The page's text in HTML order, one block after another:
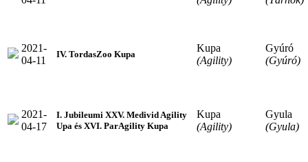
2021-
04-11
IV. TordasZoo Kupa
Kupa
(Agility)
Gyúró
(Gyúró)
2021-
04-17
I. Jubileumi XXV. Medivid Agility
Upa és XVI. ParAgility Kupa
Kupa
(Agility)
Gyula
(Gyula)